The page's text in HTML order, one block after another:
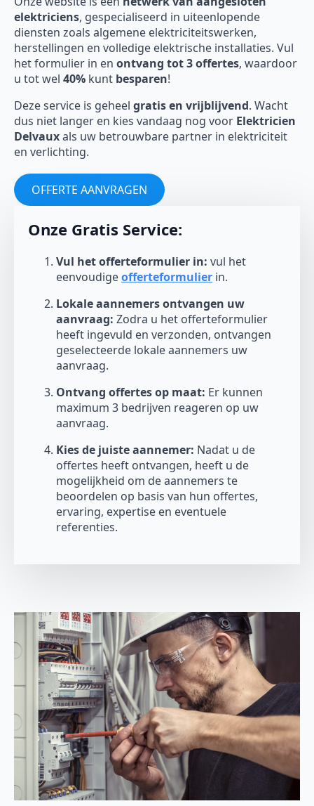
elektriciens, gespecialiseerd in uiteenlopende
diensten zoals algemene elektriciteitswerken,
herstellingen en volledige elektrische installaties. Vul
het formulier in en ontvang tot 3 offertes, waardoor
u tot wel 40% kunt besparen!
Deze service is geheel gratis en vrijblijvend. Wacht
dus niet langer en kies vandaag nog voor Elektricien
Delvauxals uw betrouwbare partner in elektriciteit
en verlichting.
OFFERTE AANVRAGEN
Onze Gratis Service:
Vul het offerteformulier in: vul het
eenvoudigeofferteformulier in.
Lokale aannemers ontvangen uw
aanvraag: Zodra u het offerteformulier
heeft ingevuld en verzonden, ontvangen
geselecteerde lokale aannemers uw
aanvraag.
Ontvang offertes op maat: Er kunnen
maximum 3 bedrijven reageren op uw
aanvraag.
Kies de juiste aannemer: Nadat u de
offertes heeft ontvangen, heeft u de
mogelijkheid om de aannemers te
beoordelen op basis van hun offertes,
ervaring, expertise en eventuele
referenties.